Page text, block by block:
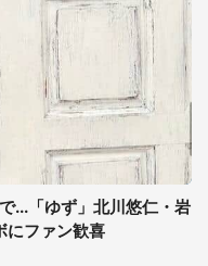
...「ゆず」北川悠仁・岩
にファン歓喜